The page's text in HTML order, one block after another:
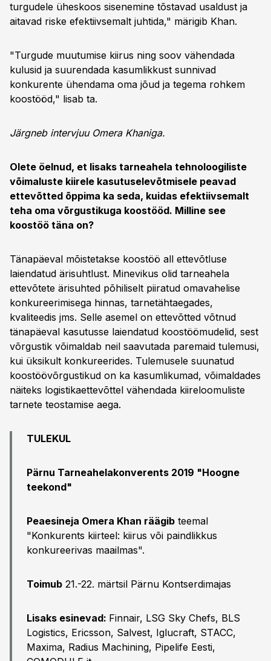
turgudele üheskoos sisenemine tõstavad usaldust ja
aitavad riske efektiivsemalt juhtida," märigib Khan.
"Turgude muutumise kiirus ning soov vähendada
kulusid ja suurendada kasumlikkust sunnivad
konkurente ühendama oma jõud ja tegema rohkem
koostööd," lisab ta.
Järgneb intervjuu Omera Khaniga.
Olete öelnud, et lisaks tarneahela tehnoloogiliste
võimaluste kiirele kasutuselevõtmisele peavad
ettevõtted õppima ka seda, kuidas efektiivsemalt
teha oma võrgustikuga koostööd. Milline see
koostöö täna on?
Tänapäeval mõistetakse koostöö all ettevõtluse
laiendatud ärisuhtlust. Minevikus olid tarneahela
ettevõtete ärisuhted põhiliselt piiratud omavahelise
konkureerimisega hinnas, tarnetähtaegades,
kvaliteedis jms. Selle asemel on ettevõtted võtnud
tänapäeval kasutusse laiendatud koostöömudelid, sest
võrgustik võimaldab neil saavutada paremaid tulemusi,
kui üksikult konkureerides. Tulemusele suunatud
koostöövõrgustikud on ka kasumlikumad, võimaldades
näiteks logistikaettevõttel vähendada kiireloomuliste
tarnete teostamise aega.
TULEKUL
Pärnu Tarneahelakonverents 2019 "Hoogne
teekond"
Peaesineja Omera Khan räägib teemal
"Konkurents kiirteel: kiirus või paindlikkus
konkureerivas maailmas".
Toimub 21.-22. märtsil Pärnu Kontserdimajas
Lisaks esinevad: Finnair, LSG Sky Chefs, BLS
Logistics, Ericsson, Salvest, Iglucraft, STACC,
Maxima, Radius Machining, Pipelife Eesti,